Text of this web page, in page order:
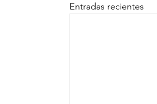
Entradas recientes